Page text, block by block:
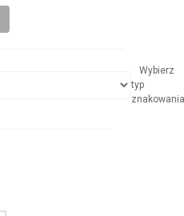
Wybierz
typ
znakowania